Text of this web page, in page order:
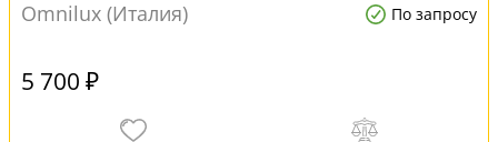
Omnilux (Италия)
По запросу
5 700 ₽